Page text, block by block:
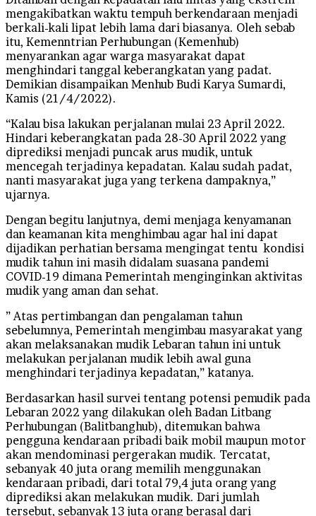
mengakibatkan waktu tempuh berkendaraan menjadi
berkali-kali lipat lebih lama dari biasanya. Oleh sebab
itu, Kemenntrian Perhubungan (Kemenhub)
menyarankan agar warga masyarakat dapat
menghindari tanggal keberangkatan yang padat.
Demikian disampaikan Menhub Budi Karya Sumardi,
Kamis (21/4/2022).
“Kalau bisa lakukan perjalanan mulai 23 April 2022.
Hindari keberangkatan pada 28-30 April 2022 yang
diprediksi menjadi puncak arus mudik, untuk
mencegah terjadinya kepadatan. Kalau sudah padat,
nanti masyarakat juga yang terkena dampaknya,”
ujarnya.
Dengan begitu lanjutnya, demi menjaga kenyamanan
dan keamanan kita menghimbau agar hal ini dapat
dijadikan perhatian bersama mengingat tentu kondisi
mudik tahun ini masih didalam suasana pandemi
COVID-19 dimana Pemerintah menginginkan aktivitas
mudik yang aman dan sehat.
” Atas pertimbangan dan pengalaman tahun
sebelumnya, Pemerintah mengimbau masyarakat yang
akan melaksanakan mudik Lebaran tahun ini untuk
melakukan perjalanan mudik lebih awal guna
menghindari terjadinya kepadatan,” katanya.
Berdasarkan hasil survei tentang potensi pemudik pada
Lebaran 2022 yang dilakukan oleh Badan Litbang
Perhubungan (Balitbanghub), ditemukan bahwa
pengguna kendaraan pribadi baik mobil maupun motor
akan mendominasi pergerakan mudik. Tercatat,
sebanyak 40 juta orang memilih menggunakan
kendaraan pribadi, dari total 79,4 juta orang yang
diprediksi akan melakukan mudik. Dari jumlah
tersebut, sebanyak 13 juta orang berasal dari